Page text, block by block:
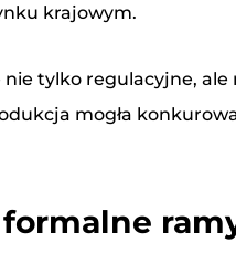
krajowym.
tylko regulacyjne,
mogła